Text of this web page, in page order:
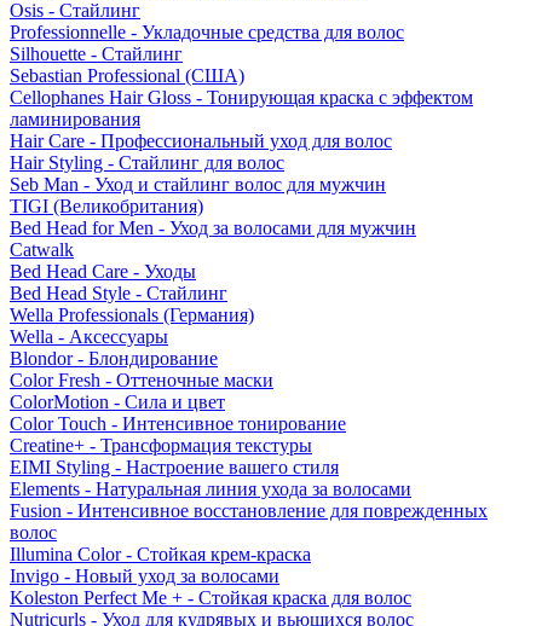
Osis - Стайлинг
Professionnelle - Укладочные средства для волос
Silhouette - Стайлинг
Sebastian Professional (США)
Cellophanes Hair Gloss - Тонирующая краска с эффектом
ламинирования
Hair Care - Профессиональный уход для волос
Hair Styling - Стайлинг для волос
Seb Man - Уход и стайлинг волос для мужчин
TIGI (Великобритания)
Bed Head for Men - Уход за волосами для мужчин
Catwalk
Bed Head Care - Уходы
Bed Head Style - Стайлинг
Wella Professionals (Германия)
Wella - Аксессуары
Blondor - Блондирование
Color Fresh - Оттеночные маски
ColorMotion - Сила и цвет
Color Touch - Интенсивное тонирование
Creatine+ - Трансформация текстуры
EIMI Styling - Настроение вашего стиля
Elements - Натуральная линия ухода за волосами
Fusion - Интенсивное восстановление для поврежденных
волос
Illumina Color - Стойкая крем-краска
Invigo - Новый уход за волосами
Koleston Perfect Me + - Стойкая краска для волос
Nutricurls - Уход для кудрявых и вьющихся волос